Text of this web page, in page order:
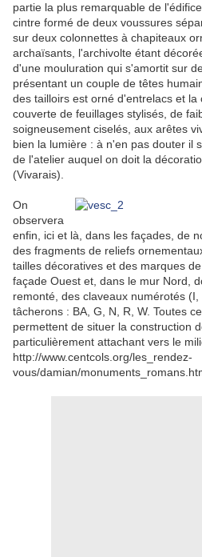
partie la plus remarquable de
cintre formé de deux voussures
sur deux colonnettes à chapiteaux
archaïsants, l'archivolte étant
d'une mouluration qui s'amortit sur
présentant un couple de têtes
des tailloirs est orné d'entrelacs et la
couverte de feuillages stylisés, de
soigneusement ciselés, aux arêtes
bien la lumière : à n'en pas douter il
de l'atelier auquel on doit la
(Vivarais).
On
observera
enfin, ici et là, dans les façades, de
des fragments de reliefs
tailles décoratives et des marques
façade Ouest et, dans le mur Nord,
remonté, des claveaux numérotés
tâcherons : BA, G, N, R, W. Toutes
permettent de situer la construction
particulièrement attachant vers le
http://www.centcols.org/les_rendez-
vous/damian/